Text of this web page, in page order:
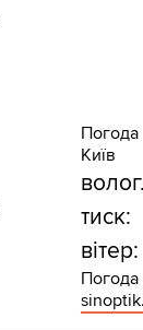
Погода
Київ
тиск:
вітер:
Погода